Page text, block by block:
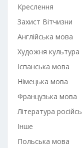
Креслення
Захист Вітчизни
Англійська мова
Художня культура
Іспанська мова
Німецька мова
Французька мова
Література
Інше
Польська мова